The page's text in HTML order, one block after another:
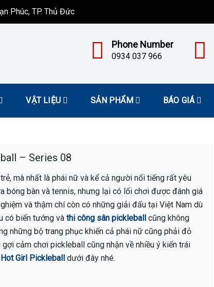
Phúc, TP. Thủ Đức
Phone Number
0934 037 966
VẬT LIỆU SẢN PHẨM BÁO GIÁ
– Series 08
mà nhất là phái nữ và kể cả người nổi tiếng rất yêu
bóng bàn và tennis, nhưng lại có lối chơi được đánh giá
và thậm chí còn có những giải đấu tại Việt Nam dù
có biến tướng và thi công sân pickleball cũng không
những bộ trang phục khiến cả phái nữ cũng phải đỏ
cảm chơi pickleball cũng nhận về nhiều ý kiến trái
Hot Girl Pickleball dưới đây nhé.